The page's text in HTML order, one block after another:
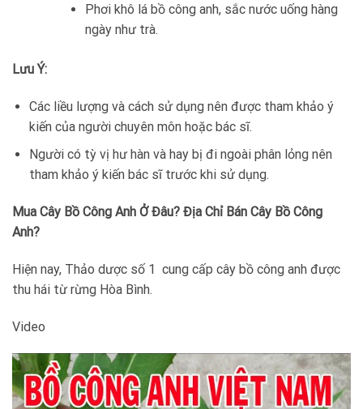
Phơi khô lá bồ công anh, sắc nước uống hàng
ngày như trà.
Lưu Ý:
Các liều lượng và cách sử dụng nên được tham khảo ý
kiến của người chuyên môn hoặc bác sĩ.
Người có tỳ vị hư hàn và hay bị đi ngoài phân lỏng nên
tham khảo ý kiến bác sĩ trước khi sử dụng.
Mua Cây Bồ Công Anh Ở Đâu? Địa Chỉ Bán Cây Bồ Công
Anh?
Hiện nay, Thảo dược số 1 cung cấp cây bồ công anh được
thu hái từ rừng Hòa Bình.
Video